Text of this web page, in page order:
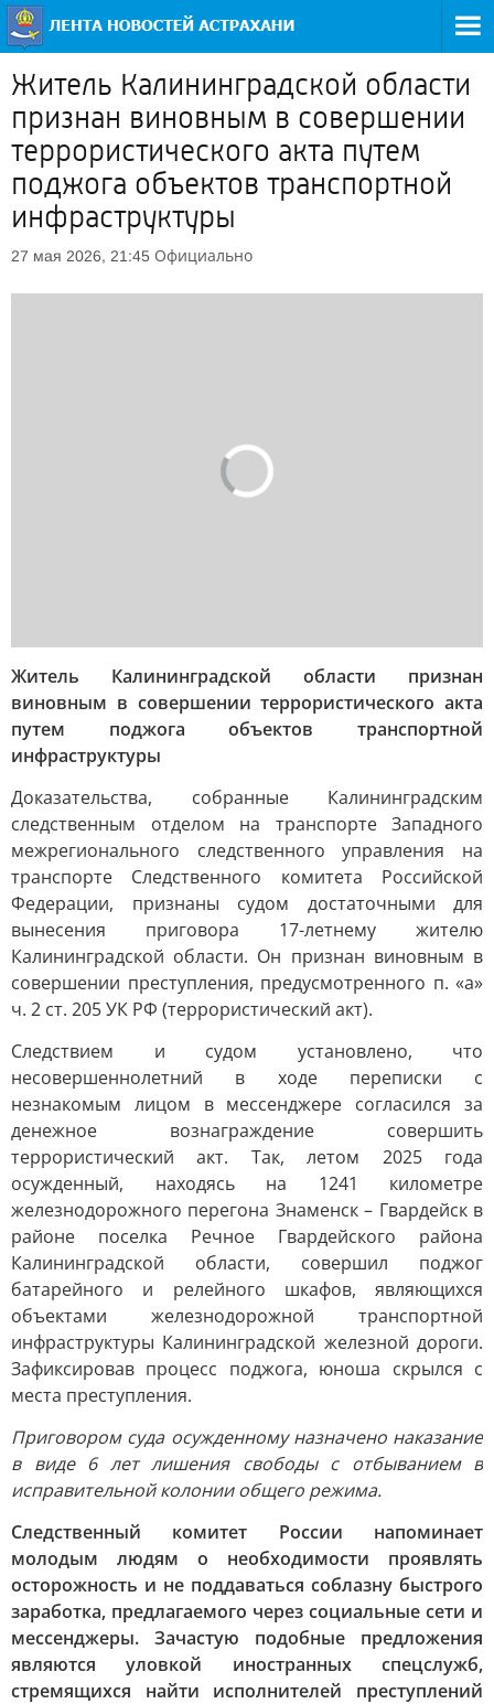
Житель Калининградской области
признан виновным в совершении
террористического акта путем
поджога объектов транспортной
инфраструктуры
27 мая 2026, 21:45 Официально
Житель Калининградской области признан
виновным в совершении террористического акта
путем поджога объектов транспортной
инфраструктуры
Доказательства, собранные Калининградским
следственным отделом на транспорте Западного
межрегионального следственного управления на
транспорте Следственного комитета Российской
Федерации, признаны судом достаточными для
вынесения приговора 17-летнему жителю
Калининградской области. Он признан виновным в
совершении преступления, предусмотренного п. «а»
ч. 2 ст. 205 УК РФ (террористический акт).
Следствием и судом установлено, что
несовершеннолетний в ходе переписки с
незнакомым лицом в мессенджере согласился за
денежное вознаграждение совершить
террористический акт. Так, летом 2025 года
осужденный, находясь на 1241 километре
железнодорожного перегона Знаменск – Гвардейск в
районе поселка Речное Гвардейского района
Калининградской области, совершил поджог
батарейного и релейного шкафов, являющихся
объектами железнодорожной транспортной
инфраструктуры Калининградской железной дороги.
Зафиксировав процесс поджога, юноша скрылся с
места преступления.
Приговором суда осужденному назначено наказание
в виде 6 лет лишения свободы с отбыванием в
исправительной колонии общего режима.
Следственный комитет России напоминает
молодым людям о необходимости проявлять
осторожность и не поддаваться соблазну быстрого
заработка, предлагаемого через социальные сети и
мессенджеры. Зачастую подобные предложения
являются уловкой иностранных спецслужб,
стремящихся найти исполнителей преступлений